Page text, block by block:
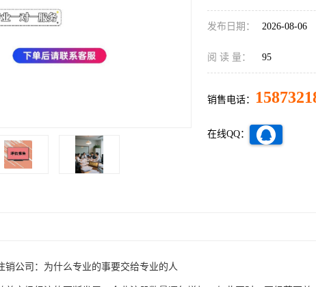
发布日期： 2026-08-06
阅 读 量： 95
销售电话：
在线QQ：
销公司：为什么专业的事要交给专业的人